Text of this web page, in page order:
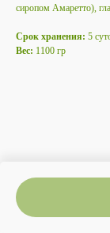
сиропом Амаретто),
Срок хранения: 5
Вес: 1100 гр